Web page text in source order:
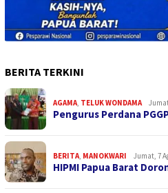
BERITA TERKINI
AGAMA, TELUK WONDAMA
Pengurus Perdana
BERITA, MANOKWARI Jumat, 7
HIPMI Papua Barat